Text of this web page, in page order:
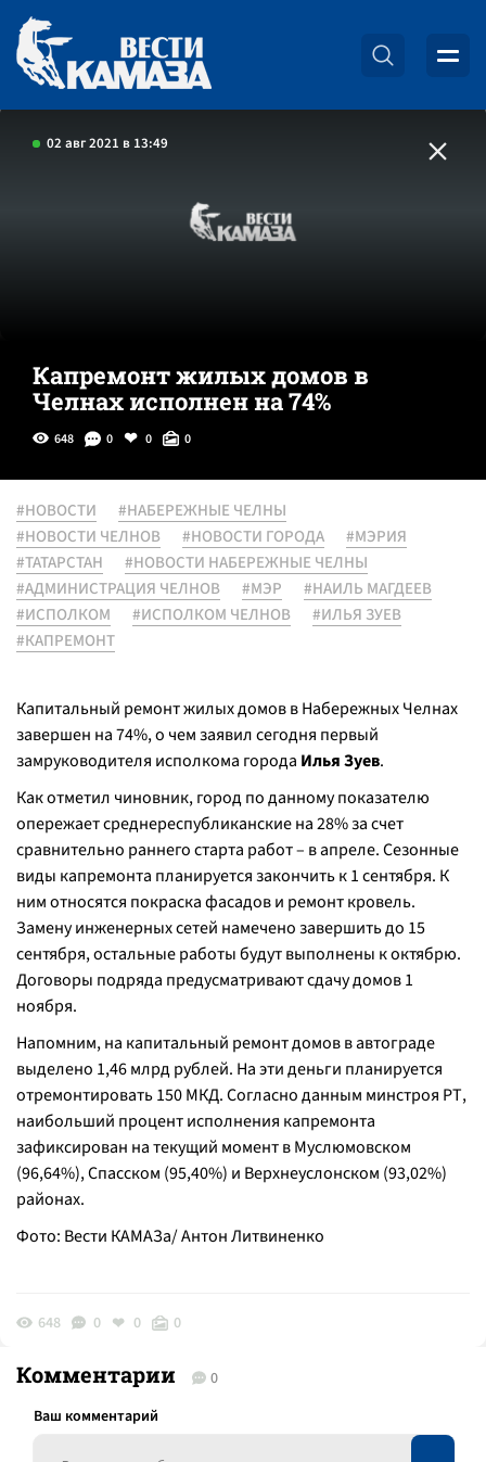
02 авг 2021 в 13:49
Капремонт жилых домов в
Челнах исполнен на 74%
648 0 0 0
#НОВОСТИ
#НАБЕРЕЖНЫЕ ЧЕЛНЫ
#НОВОСТИ ЧЕЛНОВ
#НОВОСТИ ГОРОДА
#МЭРИЯ
#ТАТАРСТАН
#НОВОСТИ НАБЕРЕЖНЫЕ ЧЕЛНЫ
#АДМИНИСТРАЦИЯ ЧЕЛНОВ
#МЭР
#НАИЛЬ МАГДЕЕВ
#ИСПОЛКОМ
#ИСПОЛКОМ ЧЕЛНОВ
#ИЛЬЯ ЗУЕВ
#КАПРЕМОНТ
Капитальный ремонт жилых домов в Набережных Челнах
завершен на 74%, о чем заявил сегодня первый
замруководителя исполкома города Илья Зуев.
Как отметил чиновник, город по данному показателю
опережает среднереспубликанские на 28% за счет
сравнительно раннего старта работ – в апреле. Сезонные
виды капремонта планируется закончить к 1 сентября. К
ним относятся покраска фасадов и ремонт кровель.
Замену инженерных сетей намечено завершить до 15
сентября, остальные работы будут выполнены к октябрю.
Договоры подряда предусматривают сдачу домов 1
ноября.
Напомним, на капитальный ремонт домов в автограде
выделено 1,46 млрд рублей. На эти деньги планируется
отремонтировать 150 МКД. Согласно данным минстроя РТ,
наибольший процент исполнения капремонта
зафиксирован на текущий момент в Муслюмовском
(96,64%), Спасском (95,40%) и Верхнеуслонском (93,02%)
районах.
Фото: Вести КАМАЗа/ Антон Литвиненко
648 0 0 0
Комментарии 0